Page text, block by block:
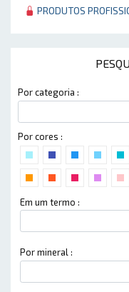
PRODUTOS
Por categoria :
Por cores :
Em um termo :
Por mineral :